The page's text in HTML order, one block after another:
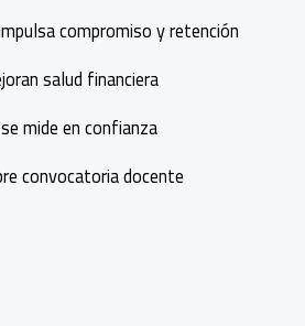
compromiso y retención
salud financiera
mide en confianza
convocatoria docente